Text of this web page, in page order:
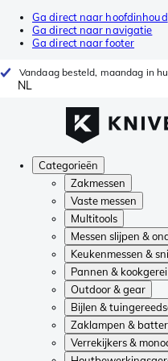
Ga direct naar hoofdinhoud
Ga direct naar navigatie
Ga direct naar footer
Vandaag besteld, maandag in
NL
Categorieën
Zakmessen
Vaste messen
Multitools
Messen slijpen &
Keukenmessen &
Pannen & kookgerei
Outdoor & gear
Bijlen &
Zaklampen &
Verrekijkers &